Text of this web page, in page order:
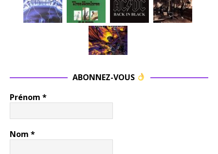
ABONNEZ-VOUS
Prénom *
Nom *